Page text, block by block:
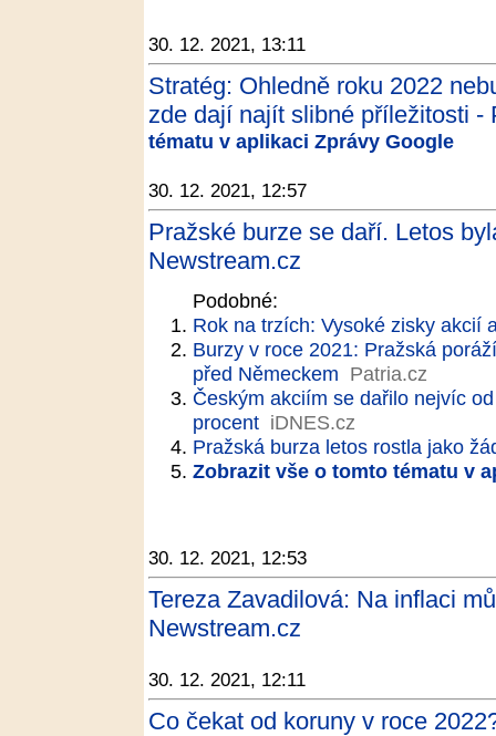
30. 12. 2021, 13:11
Stratég: Ohledně roku 2022
zde dají najít slibné příležitosti -
tématu v aplikaci Zprávy Google
30. 12. 2021, 12:57
Pražské burze se daří. Letos
Newstream.cz
Podobné:
Rok na trzích: Vysoké zisky akcií
Burzy v roce 2021: Pražská
před Německem Patria.cz
Českým akciím se dařilo nejvíc
procent iDNES.cz
Pražská burza letos rostla jako
Zobrazit vše o tomto tématu v
30. 12. 2021, 12:53
Tereza Zavadilová: Na inflaci
Newstream.cz
30. 12. 2021, 12:11
Co čekat od koruny v roce